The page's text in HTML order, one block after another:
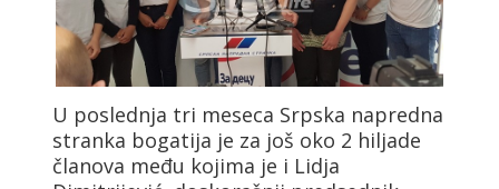
U poslednja tri meseca Srpska napredna
stranka bogatija je za još oko 2 hiljade
članova među kojima je i Lidja